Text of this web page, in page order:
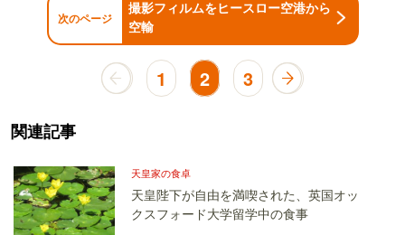
次のページ
撮影フィルムをヒースロー空港から
空輸
1 2 3
関連記事
天皇家の食卓
天皇陛下が自由を満喫された、英国オッ
クスフォード大学留学中の食事